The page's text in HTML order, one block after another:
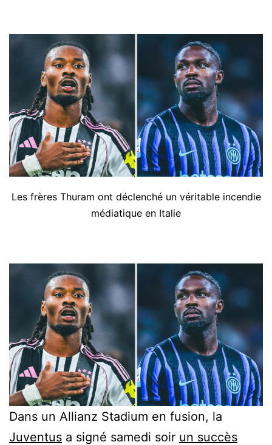
Les frères Thuram ont déclenché un véritable incendie
médiatique en Italie
Dans un Allianz Stadium en fusion, la
Juventus a signé samedi soir un succès